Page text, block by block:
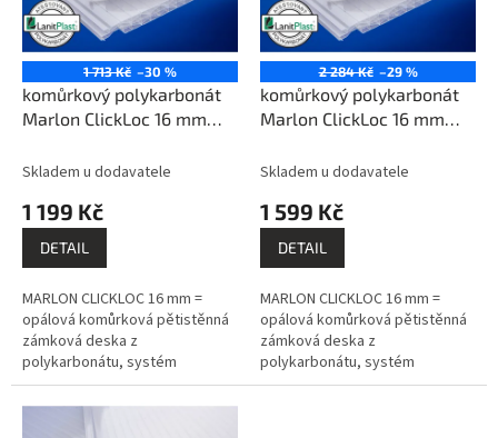
p
1 713 Kč –30 %
komůrkový polykarbonát
Marlon ClickLoc 16 mm
Skladem u dodavatele
1 199 Kč
DETAIL
MARLON CLICKLOC 16 mm =
opálová komůrková pětistěnná
zámková deska z
polykarbonátu, systém
montáže pero - drážka,
prémiový výrobce BRETT
MARTIN (GB).
2 284 Kč –29 %
komůrkový polykarbonát
Marlon ClickLoc 16 mm
Skladem u dodavatele
1 599 Kč
DETAIL
MARLON CLICKLOC 16 mm =
opálová komůrková pětistěnná
zámková deska z
polykarbonátu, systém
montáže pero - drážka,